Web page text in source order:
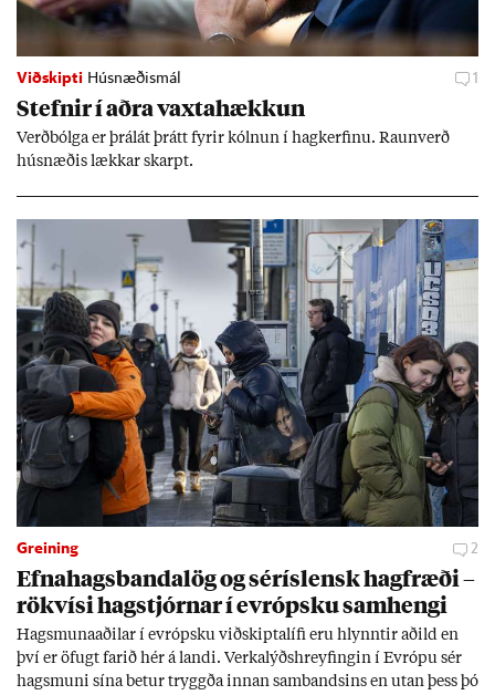
Viðskipti Húsnæðismál 1
Stefn­ir í aðra vaxta­hækk­un
Verð­bólga er þrálát þrátt fyr­ir kóln­un í hag­kerf­inu. Raun­verð
hús­næð­is lækk­ar skarpt.
Greining 2
Efna­hags­banda­lög og sér­ís­lensk hag­fræði –
rök­vísi hag­stjórn­ar í evr­ópsku sam­hengi
Hags­muna­að­il­ar í evr­ópsku við­skipta­lífi eru hlynnt­ir að­ild en
því er öf­ugt far­ið hér á landi. Verka­lýðs­hreyf­ing­in í Evr­ópu sér
hags­muni sína bet­ur tryggða inn­an sam­bands­ins en ut­an þess þó